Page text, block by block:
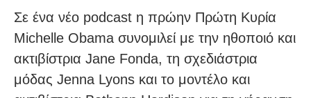
Σε ένα νέο podcast η πρώην Πρώτη Κυρία
Michelle Obama συνομιλεί με την ηθοποιό και
ακτιβίστρια Jane Fonda, τη σχεδιάστρια
μόδας Jenna Lyons και το μοντέλο και